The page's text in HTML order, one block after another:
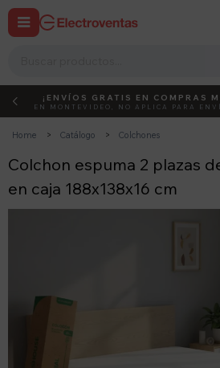

DEBUT ACTIVÁ
¡ENVÍOS GRATIS EN COMPRAS
EN MONTEVIDEO, NO APLICA PARA
Home Catálogo Colchones
Colchon espuma 2 plazas
en caja 188x138x16 cm